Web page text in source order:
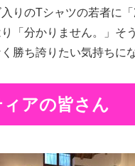
りのTシャツの若者に
「分かりません。」そ
勝ち誇りたい気持ちに
アの皆さん